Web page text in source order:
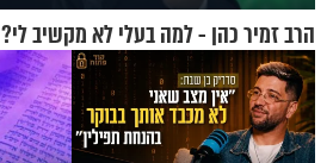
הרב זמיר כהן - למה בעלי לא מקשיב לי?